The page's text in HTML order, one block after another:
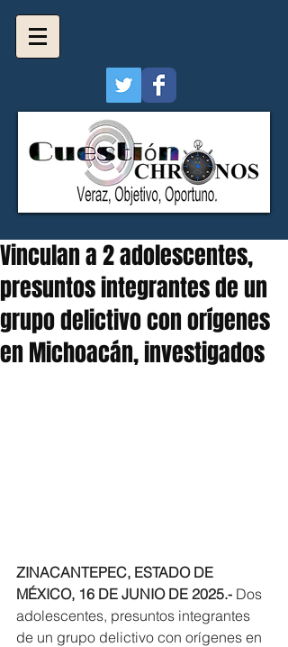
Vinculan a 2 adolescentes,
presuntos integrantes de un
grupo delictivo con orígenes
en Michoacán, investigados
ZINACANTEPEC, ESTADO DE
MÉXICO, 16 DE JUNIO DE 2025.- Dos
adolescentes, presuntos integrantes
de un grupo delictivo con orígenes en